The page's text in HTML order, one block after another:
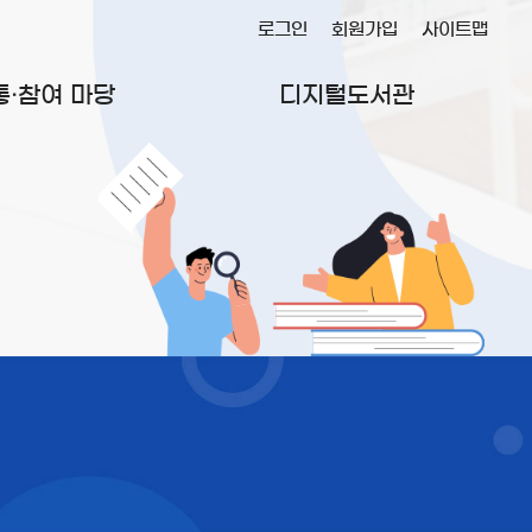
·참여 마당 디지털도서관
로그인 회원가입 사이트맵